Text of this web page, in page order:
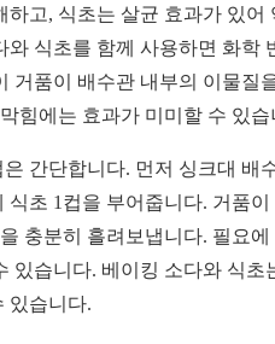
고, 식초는 살균 효과가 있어
식초를 함께 사용하면 화학
거품이 배수관 내부의 이물질
힘에는 효과가 미미할 수 있습
간단합니다. 먼저 싱크대 배
식초 1컵을 부어줍니다. 거품이
충분히 흘려보냅니다. 필요에
있습니다. 베이킹 소다와 식초
있습니다.